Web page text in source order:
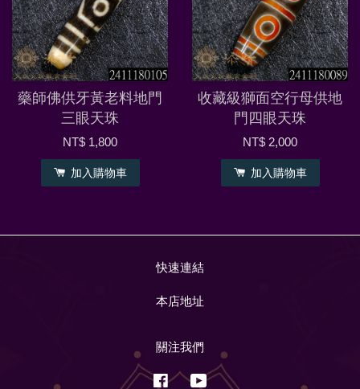
藥師佛供牙黃老料地門
三眼天珠
NT$ 1,800
加入購物車
收藏級獅面空行母供地
門四眼天珠
NT$ 2,000
加入購物車
快速連結
本店地址
關注我們
FacebookYouTube